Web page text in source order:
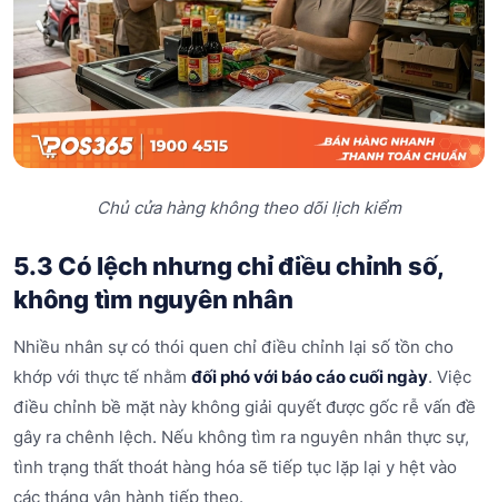
Chủ cửa hàng không theo dõi lịch kiểm
5.3 Có lệch nhưng chỉ điều chỉnh số,
không tìm nguyên nhân
Nhiều nhân sự có thói quen chỉ điều chỉnh lại số tồn cho
khớp với thực tế nhằm đối phó với báo cáo cuối ngày. Việc
điều chỉnh bề mặt này không giải quyết được gốc rễ vấn đề
gây ra chênh lệch. Nếu không tìm ra nguyên nhân thực sự,
tình trạng thất thoát hàng hóa sẽ tiếp tục lặp lại y hệt vào
các tháng vận hành tiếp theo.